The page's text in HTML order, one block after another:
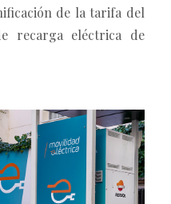
de la tarifa del
recarga eléctrica de